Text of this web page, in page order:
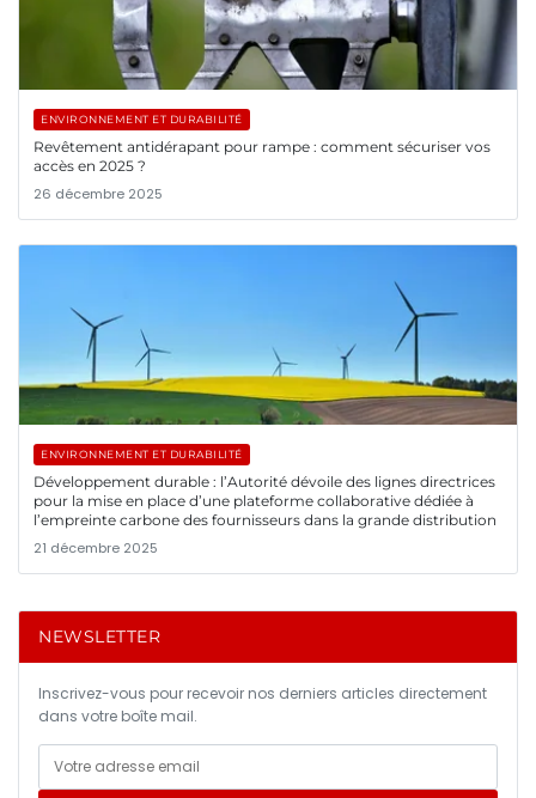
ENVIRONNEMENT ET DURABILITÉ
Revêtement antidérapant pour rampe : comment sécuriser vos
accès en 2025 ?
26 décembre 2025
ENVIRONNEMENT ET DURABILITÉ
Développement durable : l’Autorité dévoile des lignes directrices
pour la mise en place d’une plateforme collaborative dédiée à
l’empreinte carbone des fournisseurs dans la grande distribution
21 décembre 2025
NEWSLETTER
Inscrivez-vous pour recevoir nos derniers articles directement
dans votre boîte mail.